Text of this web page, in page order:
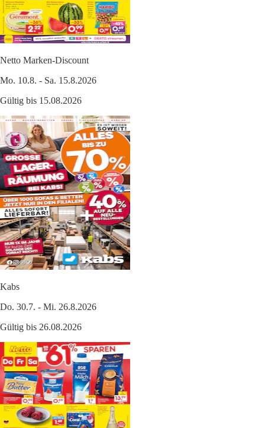
Netto Marken-Discount
Mo. 10.8. - Sa. 15.8.2026
Gültig bis 15.08.2026
Kabs
Do. 30.7. - Mi. 26.8.2026
Gültig bis 26.08.2026